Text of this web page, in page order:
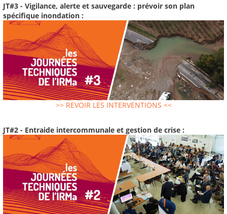
JT#3 - Vigilance, alerte et sauvegarde : prévoir son plan
spécifique inondation :
>> REVOIR LES INTERVENTIONS <<
JT#2 - Entraide intercommunale et gestion de crise :